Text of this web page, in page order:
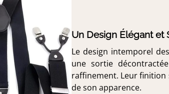
Un Design Élégant et
Le design intemporel des
une sortie
raffinement. Leur finition
de son apparence.